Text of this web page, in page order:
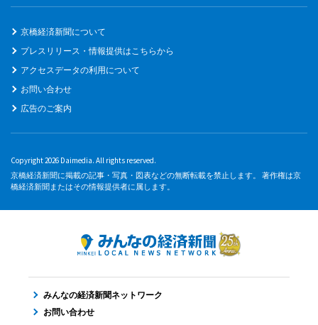
京橋経済新聞について
プレスリリース・情報提供はこちらから
アクセスデータの利用について
お問い合わせ
広告のご案内
Copyright 2026 Daimedia. All rights reserved.
京橋経済新聞に掲載の記事・写真・図表などの無断転載を禁止します。 著作権は京
橋経済新聞またはその情報提供者に属します。
みんなの経済新聞ネットワーク
お問い合わせ